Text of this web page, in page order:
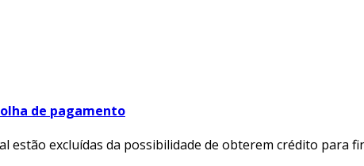
de pagamento
estão excluídas da possibilidade de obterem crédito para